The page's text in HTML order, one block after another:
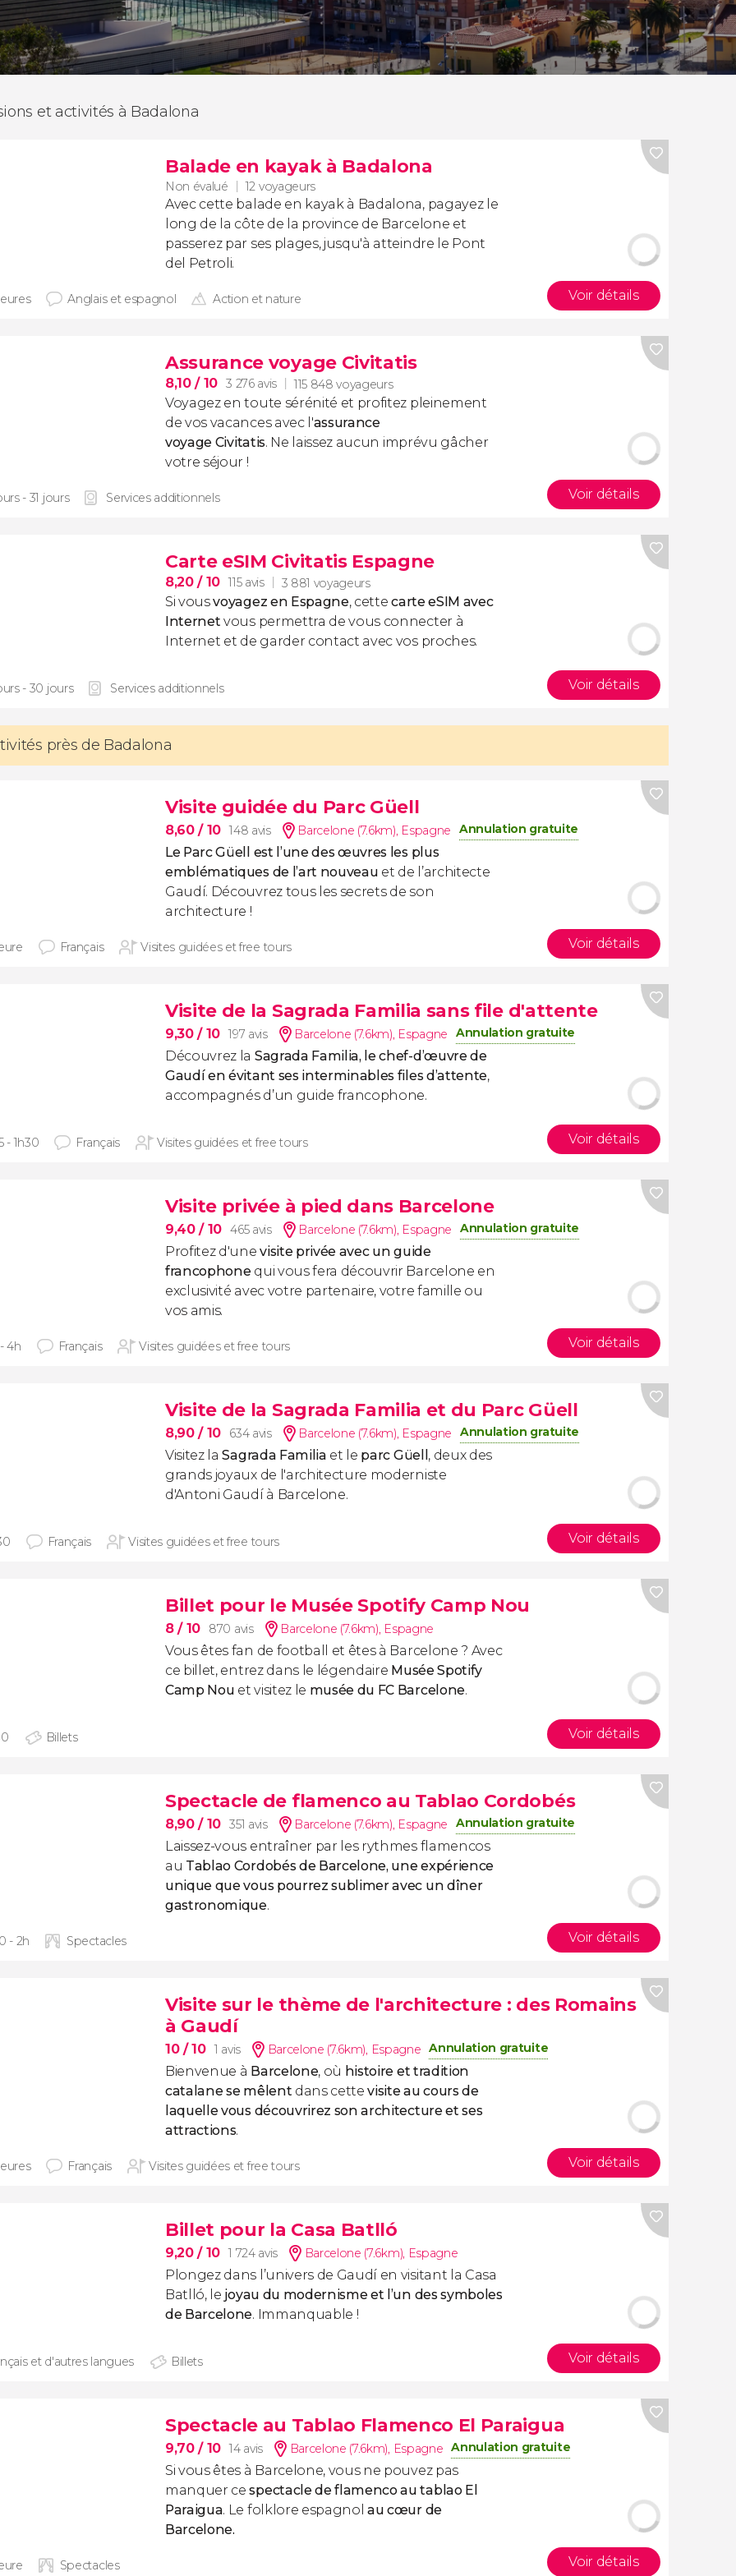
et activités à Badalona
Balade en kayak à Badalona
Non évalué 12 voyageurs
Avec cette balade en kayak à Badalona, pagayez le
long de la côte de la province de Barcelone et
passerez par ses plages, jusqu'à atteindre le Pont
del Petroli.
Anglais et espagnol Action et nature Voir détails
Assurance voyage Civitatis
8,10/ 10 3 276 avis 115 848 voyageurs
Voyagez en toute sérénité et profitez pleinement
de vos vacances avec l'assurance
voyage Civitatis. Ne laissez aucun imprévu gâcher
votre séjour !
- 31 jours Services additionnels Voir détails
Carte eSIM Civitatis Espagne
8,20/ 10 115 avis 3 881 voyageurs
Si vousvoyagez en Espagne, cettecarte eSIM avec
Internet vous permettra de vous connecter à
Internet et de garder contact avec vos proches.
- 30 jours Services additionnels Voir détails
près de Badalona
Visite guidée du Parc Güell
8,60/ 10 148 avis Barcelone (7.6km), Espagne Annulation gratuite
Le Parc Güell est l’une des œuvres les plus
emblématiques de l’art nouveau et de l’architecte
Gaudí. Découvrez tous les secrets de son
architecture !
Français Visites guidées et free tours Voir détails
Visite de la Sagrada Familia sans file d'attente
9,30/ 10 197 avis Barcelone (7.6km), Espagne Annulation gratuite
Découvrez la Sagrada Familia, le chef-d’œuvre de
Gaudí en évitant ses interminables files d’attente,
accompagnés d’un guide francophone.
- 1h30 Français Visites guidées et free tours Voir détails
Visite privée à pied dans Barcelone
9,40/ 10 465 avis Barcelone (7.6km), Espagne Annulation gratuite
Profitez d'unevisite privée avec un guide
francophone qui vous fera découvrir Barcelone en
exclusivité avec votre partenaire, votre famille ou
vos amis.
4h Français Visites guidées et free tours Voir détails
Visite de la Sagrada Familia et du Parc Güell
8,90/ 10 634 avis Barcelone (7.6km), Espagne Annulation gratuite
Visitez laSagrada Familia et le parc Güell , deux des
grands joyaux de l'architecture moderniste
d'Antoni Gaudí à Barcelone.
Français Visites guidées et free tours Voir détails
Billet pour le Musée Spotify Camp Nou
8/ 10 870 avis Barcelone (7.6km), Espagne
Vous êtes fan de football et êtes à Barcelone ? Avec
ce billet, entrez dans le légendaire Musée Spotify
Camp Nou et visitez le musée du FC Barcelone.
Billets Voir détails
Spectacle de flamenco au Tablao Cordobés
8,90/ 10 351 avis Barcelone (7.6km), Espagne Annulation gratuite
Laissez-vous entraîner par les rythmes flamencos
au Tablao Cordobés de Barcelone, une expérience
unique que vous pourrez sublimer avec un dîner
gastronomique.
- 2h Spectacles Voir détails
Visite sur le thème de l'architecture : des Romains
à Gaudí
10/ 10 1 avis Barcelone (7.6km), Espagne Annulation gratuite
Bienvenue à Barcelone, où histoire et tradition
catalane se mêlent dans cettevisite au cours de
laquelle vous découvrirez son architecture et ses
attractions.
Français Visites guidées et free tours Voir détails
Billet pour la Casa Batlló
9,20/ 10 1 724 avis Barcelone (7.6km), Espagne
Plongez dans l’univers de Gaudí en visitant la Casa
Batlló, le joyau du modernisme et l’un des symboles
de Barcelone. Immanquable !
et d'autres langues Billets Voir détails
Spectacle au Tablao Flamenco El Paraigua
9,70/ 10 14 avis Barcelone (7.6km), Espagne Annulation gratuite
Si vous êtes à Barcelone, vous ne pouvez pas
manquer cespectacle de flamenco au tablao El
Paraigua. Le folklore espagnolau cœur de
Barcelone.
Spectacles Voir détails